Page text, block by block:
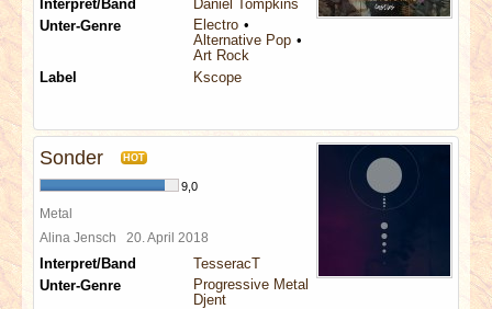
Interpret/Band
Daniel Tompkins
Unter-Genre
Electro
Alternative Pop
Art Rock
Label
Kscope
Sonder HOT
9,0
Metal
Alina Jensch 20. April 2018
Interpret/Band
TesseracT
Unter-Genre
Progressive Metal
Djent